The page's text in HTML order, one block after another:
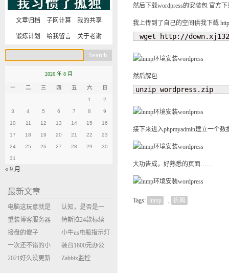
然后下载wordpress的安装包 官方
我上传到了自己的空间供我下载
wget http://
然后解包
unzip wordpress.zip
接下来进入phpmyadmin建立一个数
大功告成，好熟悉的页面……
Tags: lnmp , 折腾
文章归档 子网计算 我的共享
锻炼计划 给我留言 关于老谢
2026 年 8 月
一 二 三 四 五 六 日
1 2
3 4 5 6 7 8 9
10 11 12 13 14 15 16
17 18 19 20 21 22 23
24 25 26 27 28 29 30
31
« 9 月
最新文章
电脑这玩意就是
缝缝补补的事
认知，是否是一
座大山？当架构
决策变成配置清
单比价
重装博客服务器
环境
特斯拉24款标续
Model Y 2万公里
使用体验
接盘的傻子
小牛us电瓶指示灯
闪三次不上电
一次还不错的小
米售后体验
装台1600元办公
主机
2021好久没更新
Zabbix监控